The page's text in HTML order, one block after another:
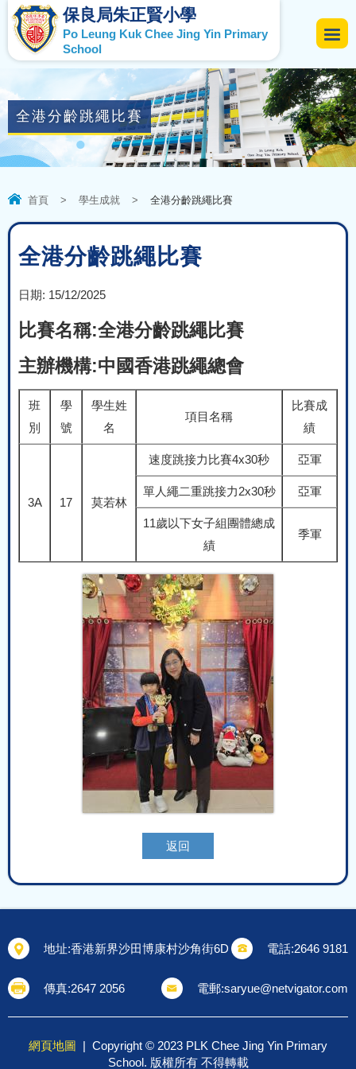
保良局朱正賢小學
Po Leung Kuk Chee Jing Yin Primary
School
全港分齡跳繩比賽
首頁 > 學生成就 > 全港分齡跳繩比賽
全港分齡跳繩比賽
日期: 15/12/2025
比賽名稱:全港分齡跳繩比賽
主辦機構:中國香港跳繩總會
班
別
學
號
學生姓
名
項目名稱
比賽成
績
3A 17 莫若林
速度跳接力比賽4x30秒 亞軍
單人繩二重跳接力2x30秒 亞軍
11歲以下女子組團體總成
績
季軍
返回
地址:香港新界沙田博康村沙角街6D 電話:2646 9181
傳真:2647 2056 電郵:saryue@netvigator.com
網頁地圖 | Copyright © 2023 PLK Chee Jing Yin Primary
School. 版權所有 不得轉載